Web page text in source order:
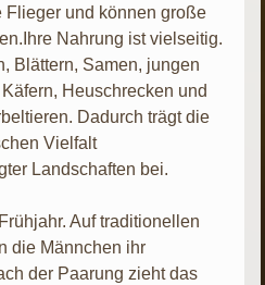
und können große
Nahrung ist vielseitig.
Blättern, Samen, jungen
Heuschrecken und
Dadurch trägt die
Vielfalt
Landschaften bei.
Auf traditionellen
die Männchen ihr
der Paarung zieht das